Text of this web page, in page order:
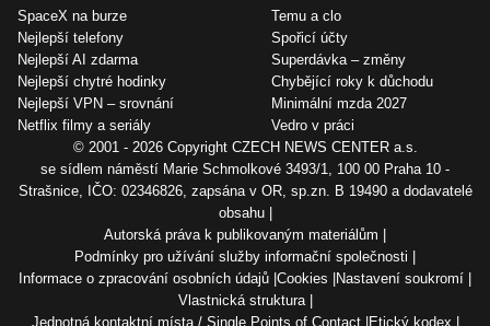
SpaceX na burze
Nejlepší telefony
Nejlepší AI zdarma
Nejlepší chytré hodinky
Nejlepší VPN – srovnání
Netflix filmy a seriály
Temu a clo
Spořicí účty
Superdávka – změny
Chybějící roky k důchodu
Minimální mzda 2027
Vedro v práci
© 2001 - 2026 Copyright CZECH NEWS CENTER a.s.
se sídlem náměstí Marie Schmolkové 3493/1, 100 00 Praha 10 -
Strašnice, IČO: 02346826, zapsána v OR, sp.zn. B 19490 a dodavatelé
obsahu
Autorská práva k publikovaným materiálům
Podmínky pro užívání služby informační společnosti
Informace o zpracování osobních údajů Cookies Nastavení soukromí
Vlastnická struktura
Jednotná kontaktní místa / Single Points of Contact Etický kodex